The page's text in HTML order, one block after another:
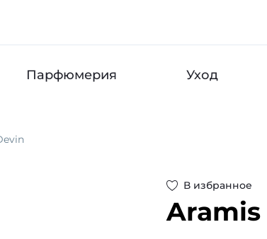
Парфюмерия Уход
В избранное
Aramis